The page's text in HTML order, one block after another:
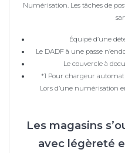
Numérisation. Les tâches de
Équipé d’une
Le DADF à une passe
Le couvercle à
*1 Pour chargeur
Lors d’une numérisation
Les magasins
avec légèreté